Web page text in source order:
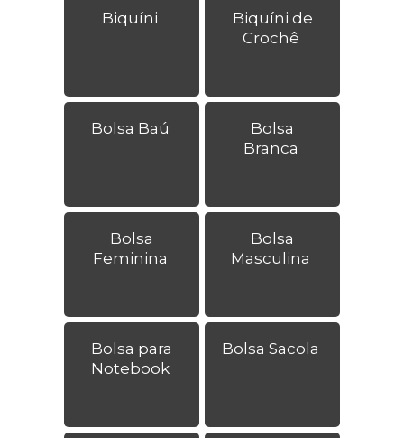
Biquíni
Biquíni de
Crochê
Bolsa Baú
Bolsa
Branca
Bolsa
Feminina
Bolsa
Masculina
Bolsa para
Notebook
Bolsa Sacola